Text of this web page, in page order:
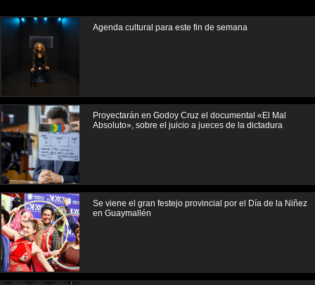
Agenda cultural para este fin de semana
Proyectarán en Godoy Cruz el documental «El Mal
Absoluto», sobre el juicio a jueces de la dictadura
Se viene el gran festejo provincial por el Día de la Niñez
en Guaymallén